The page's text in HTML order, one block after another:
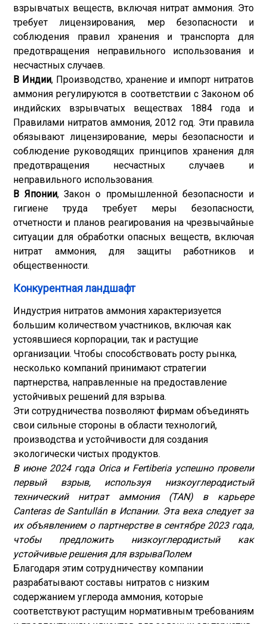
взрывчатых веществ, включая нитрат аммония. Это
требует лицензирования, мер безопасности и
соблюдения правил хранения и транспорта для
предотвращения неправильного использования и
несчастных случаев.
В Индии, Производство, хранение и импорт нитратов
аммония регулируются в соответствии с Законом об
индийских взрывчатых веществах 1884 года и
Правилами нитратов аммония, 2012 год. Эти правила
обязывают лицензирование, меры безопасности и
соблюдение руководящих принципов хранения для
предотвращения несчастных случаев и
неправильного использования.
В Японии, Закон о промышленной безопасности и
гигиене труда требует меры безопасности,
отчетности и планов реагирования на чрезвычайные
ситуации для обработки опасных веществ, включая
нитрат аммония, для защиты работников и
общественности.
Конкурентная ландшафт
Индустрия нитратов аммония характеризуется
большим количеством участников, включая как
устоявшиеся корпорации, так и растущие
организации. Чтобы способствовать росту рынка,
несколько компаний принимают стратегии
партнерства, направленные на предоставление
устойчивых решений для взрыва.
Эти сотрудничества позволяют фирмам объединять
свои сильные стороны в области технологий,
производства и устойчивости для создания
экологически чистых продуктов.
В июне 2024 года Orica и Fertiberia успешно провели
первый взрыв, используя низкоуглеродистый
технический нитрат аммония (TAN) в карьере
Canteras de Santullán в Испании. Эта веха следует за
их объявлением о партнерстве в сентябре 2023 года,
чтобы предложить низкоуглеродистый как
устойчивые решения для взрываПолем
Благодаря этим сотрудничеству компании
разрабатывают составы нитратов с низким
содержанием углерода аммония, которые
соответствуют растущим нормативным требованиям